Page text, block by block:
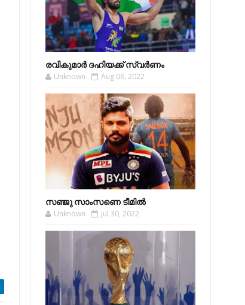
രവികുമാര്‍ ദഹിയക്ക് സ്വര്‍ണം
Unknown Aug 06, 2022
സഞ്ജു സാംസണെ ടീമില്‍
Unknown Jul 30, 2022